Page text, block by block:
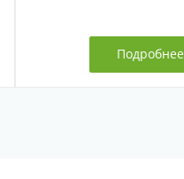
Подробнее